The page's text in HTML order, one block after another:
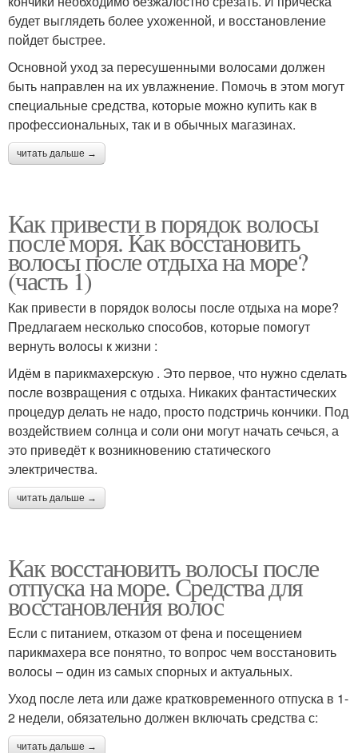
будет выглядеть более ухоженной, и восстановление
пойдет быстрее.
Основной уход за пересушенными волосами должен
быть направлен на их увлажнение. Помочь в этом могут
специальные средства, которые можно купить как в
профессиональных, так и в обычных магазинах.
читать дальше →
Как привести в порядок волосы
после моря. Как восстановить
волосы после отдыха на море?
(часть 1)
Как привести в порядок волосы после отдыха на море?
Предлагаем несколько способов, которые помогут
вернуть волосы к жизни :
Идём в парикмахерскую . Это первое, что нужно сделать
после возвращения с отдыха. Никаких фантастических
процедур делать не надо, просто подстричь кончики. Под
воздействием солнца и соли они могут начать сечься, а
это приведёт к возникновению статического
электричества.
читать дальше →
Как восстановить волосы после
отпуска на море. Средства для
восстановления волос
Если с питанием, отказом от фена и посещением
парикмахера все понятно, то вопрос чем восстановить
волосы – один из самых спорных и актуальных.
Уход после лета или даже кратковременного отпуска в 1-
2 недели, обязательно должен включать средства с:
читать дальше →